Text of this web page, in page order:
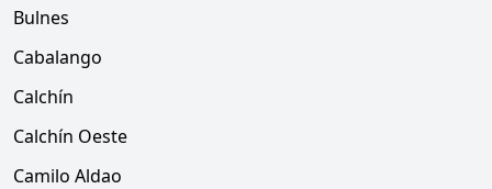
Bulnes
Cabalango
Calchín
Calchín Oeste
Camilo Aldao